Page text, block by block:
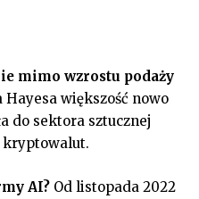
mimo wzrostu podaży
Hayesa większość nowo
do sektora sztucznej
AI? Od listopada 2022